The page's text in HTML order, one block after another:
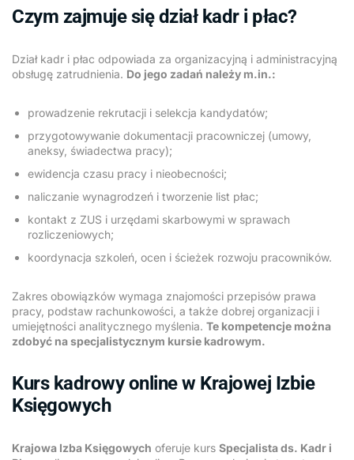
Czym zajmuje się dział kadr i płac?
Dział kadr i płac odpowiada za organizacyjną i administracyjną
obsługę zatrudnienia. Do jego zadań należy m.in.:
prowadzenie rekrutacji i selekcja kandydatów;
przygotowywanie dokumentacji pracowniczej (umowy,
aneksy, świadectwa pracy);
ewidencja czasu pracy i nieobecności;
naliczanie wynagrodzeń i tworzenie list płac;
kontakt z ZUS i urzędami skarbowymi w sprawach
rozliczeniowych;
koordynacja szkoleń, ocen i ścieżek rozwoju pracowników.
Zakres obowiązków wymaga znajomości przepisów prawa
pracy, podstaw rachunkowości, a także dobrej organizacji i
umiejętności analitycznego myślenia. Te kompetencje można
zdobyć na specjalistycznym kursie kadrowym.
Kurs kadrowy online w Krajowej Izbie
Księgowych
Krajowa Izba Księgowych oferuje kurs Specjalista ds. Kadr i